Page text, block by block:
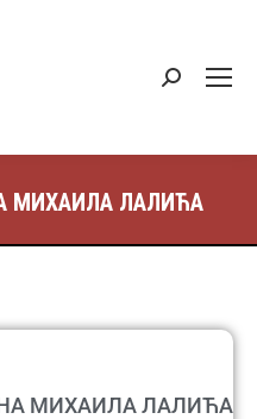
МИХАИЛА ЛАЛИЋА
МИХАИЛА ЛАЛИЋА